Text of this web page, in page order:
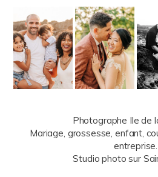
Photographe Ile de
Mariage, grossesse, enfant,
entreprise.
Studio photo sur